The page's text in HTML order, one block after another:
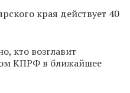
края действует 40
кто возглавит
КПРФ в ближайшее